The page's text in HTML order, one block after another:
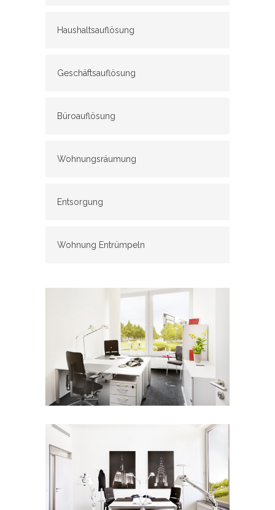
Haushaltsauflösung
Geschäftsauflösung
Büroauflösung
Wohnungsräumung
Entsorgung
Wohnung Entrümpeln